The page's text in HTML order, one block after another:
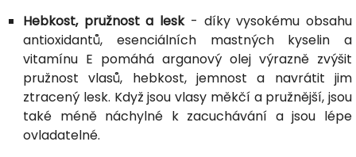
Hebkost, pružnost a lesk- díky vysokému obsahu
antioxidantů, esenciálních mastných kyselin a
vitamínu E pomáhá arganový olej výrazně zvýšit
pružnost vlasů, hebkost, jemnost a navrátit jim
ztracený lesk. Když jsou vlasy měkčí a pružnější, jsou
také méně náchylné k zacuchávání a jsou lépe
ovladatelné.